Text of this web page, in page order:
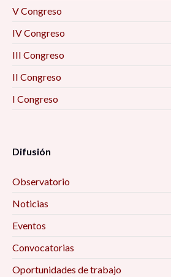
V Congreso
IV Congreso
III Congreso
II Congreso
I Congreso
Difusión
Observatorio
Noticias
Eventos
Convocatorias
Oportunidades de trabajo